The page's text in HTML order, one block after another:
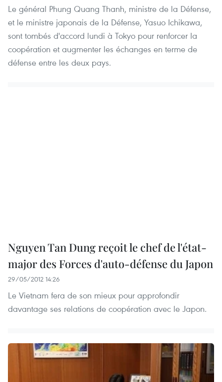
Le général Phung Quang Thanh, ministre de la Défense,
et le ministre japonais de la Défense, Yasuo Ichikawa,
sont tombés d'accord lundi à Tokyo pour renforcer la
coopération et augmenter les échanges en terme de
défense entre les deux pays.
Nguyen Tan Dung reçoit le chef de l'état-
major des Forces d'auto-défense du Japon
29/05/2012 14:26
Le Vietnam fera de son mieux pour approfondir
davantage ses relations de coopération avec le Japon.